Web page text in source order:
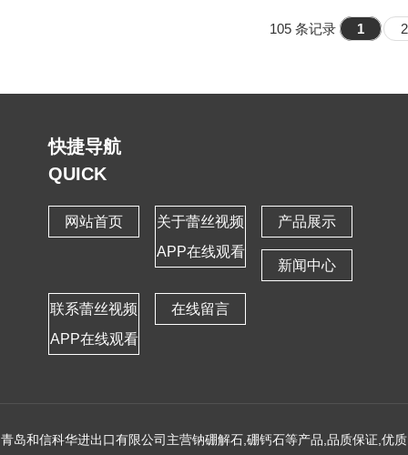
105 条记录 1 2
快捷导航
QUICK
网站首页
关于蕾丝视频
APP在线观看
产品展示
新闻中心
联系蕾丝视频
APP在线观看
在线留言
青岛和信科华进出口有限公司主营钠硼解石,硼钙石等产品,品质保证, 优质